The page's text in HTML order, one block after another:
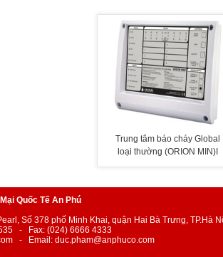
Trung tâm báo cháy Global
loại thường (ORION MIN)I
Quốc Tế An Phú
Số 378 phố Minh Khai, quận Hai Bà Trưng, TP.Hà
- Fax: (024) 6666 4333
- Email: duc.pham@anphuco.com